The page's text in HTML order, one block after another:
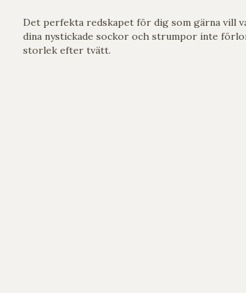
Det perfekta redskapet för dig som gärna vill
dina nystickade sockor och strumpor inte
storlek efter tvätt.